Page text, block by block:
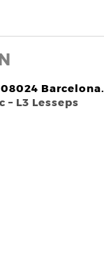
Barcelona.
– L3 Lesseps